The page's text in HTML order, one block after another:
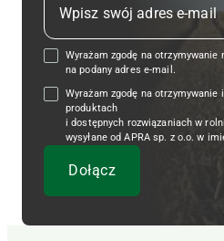
Wyrażam zgodę na otrzymywanie
na podany adres e-mail.
Wyrażam zgodę na
produktach
i dostępnych rozwiązaniach w
wysyłane od APRA sp. z o.o. w